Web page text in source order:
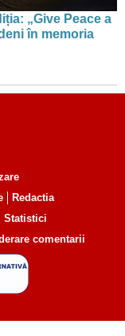
„Give Peace a
în memoria
Redactia
comentarii